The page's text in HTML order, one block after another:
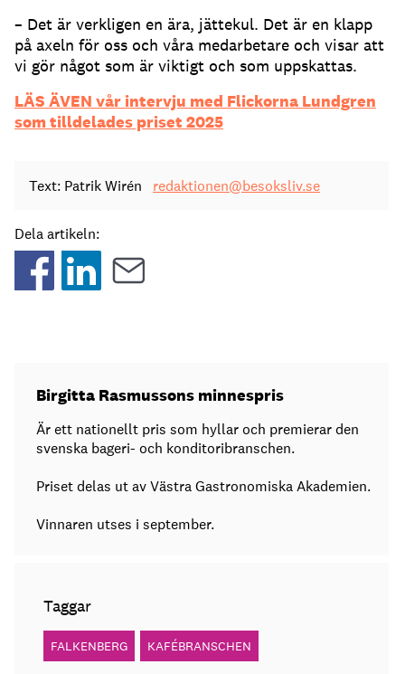
– Det är verkligen en ära, jättekul. Det är en klapp
på axeln för oss och våra medarbetare och visar att
vi gör något som är viktigt och som uppskattas.
LÄS ÄVEN vår intervju med Flickorna Lundgren
som tilldelades priset 2025
Text: Patrik Wirén redaktionen@besoksliv.se
Dela artikeln:
Birgitta Rasmussons minnespris
Är ett nationellt pris som hyllar och premierar den
svenska bageri- och konditoribranschen.
Priset delas ut av Västra Gastronomiska Akademien.
Vinnaren utses i september.
Taggar
FALKENBERG KAFÉBRANSCHEN